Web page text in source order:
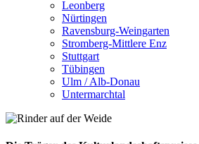
Leonberg
Nürtingen
Ravensburg-Weingarten
Stromberg-Mittlere Enz
Stuttgart
Tübingen
Ulm / Alb-Donau
Untermarchtal